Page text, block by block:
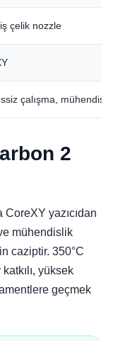
çelik nozzle
çalışma,
2
yazıcıdan
mühendislik
caziptir. 350°C
yüksek
geçmek